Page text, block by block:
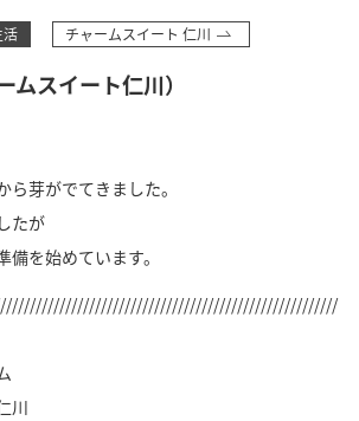
活 チャームスイート 仁川
スイート仁川）
芽がでてきました。
たが
を始めています。
川